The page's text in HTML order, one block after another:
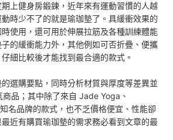
上健身房鍛鍊，近年來有運動習慣的人越
時少不了的就是瑜珈墊了。具緩衝效果的
使用，還可用於伸展拉筋及各種訓練體能
的緩衝能力外，其他例如可否折疊、便攜
細比較後才能找到最合適的款式。
選購要點，同時分析材質與厚度等差異並
品；其中除了來自 Jade Yoga、
名品牌的款式，也不乏價格便宜、性能卻
近有購買瑜珈墊的需求務必看到文章的最